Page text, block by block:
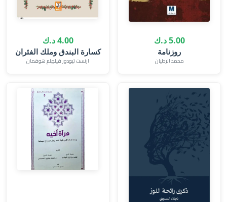
5.00 د.ك
روزنامة
محمد الرطيان
4.00 د.ك
كسارة البندق وملك الفئران
ارنست تيودور فيلهلم هوفمان